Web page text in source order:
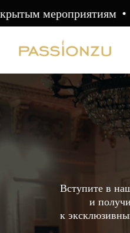
мероприятиям
Вступите в
и
к